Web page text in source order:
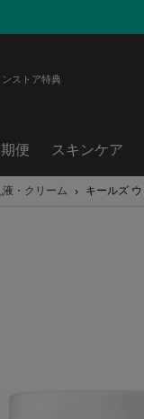
ストア特典
便 スキンケア
液・クリーム キールズ